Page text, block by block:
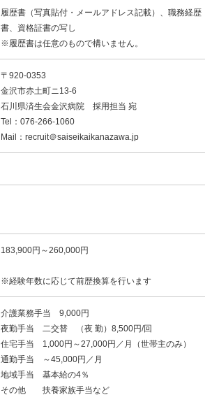
履歴書（写真貼付・メールアドレス記載）、職務経歴
書、資格証書の写し
※履歴書は任意のもので構いません。
〒920-0353
金沢市赤土町ニ13-6
石川県済生会金沢病院 採用担当 宛
Tel：076‐266‐1060
Mail：recruit＠saiseikaikanazawa.jp
183,900円～260,000円
※経験年数に応じて前歴換算を行います
介護業務手当 9,000円
夜勤手当 二交替 （夜 勤）8,500円/回
住宅手当 1,000円～27,000円／月（世帯主のみ）
通勤手当 ～45,000円／月
地域手当 基本給の4％
その他 扶養家族手当など